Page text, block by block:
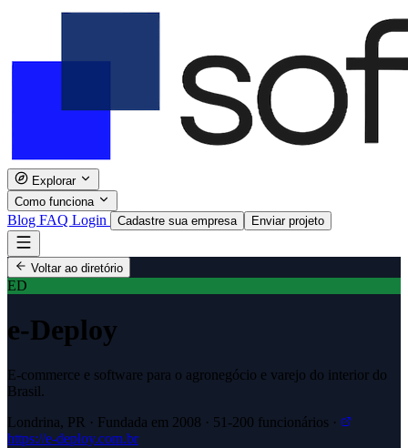
Explorar
Como funciona
Blog FAQ Login Cadastre sua empresa Enviar projeto
Voltar ao diretório
ED
e-Deploy
E-commerce e software para o agronegócio e varejo do interior do
Brasil.
Londrina, PR · Fundada em 2008 · 51-200 funcionários ·
https://e-deploy.com.br